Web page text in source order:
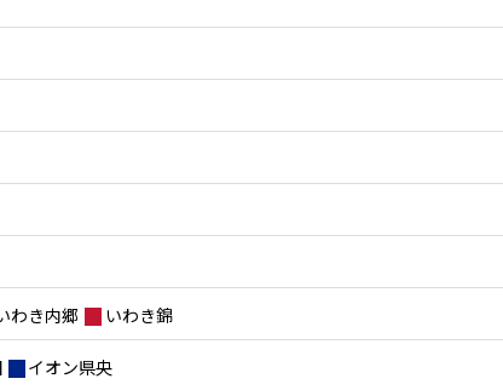
わき内郷 いわき錦
イオン県央